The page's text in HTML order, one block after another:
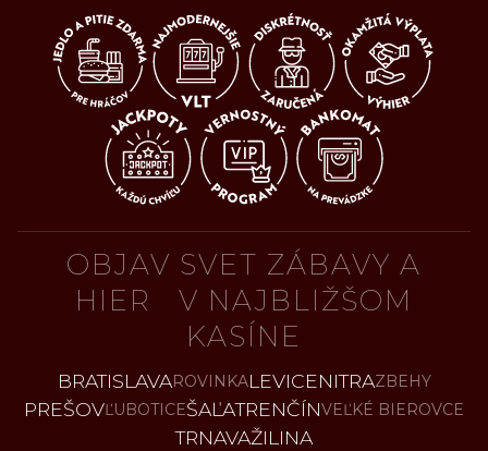
OBJAV SVET ZÁBAVY A
HIER V NAJBLIŽŠOM
KASÍNE
BRATISLAVAROVINKALEVICENITRAZBEHY
PREŠOVĽUBOTICEŠAĽATRENČÍNVEĽKÉ BIEROVCE
TRNAVAŽILINA